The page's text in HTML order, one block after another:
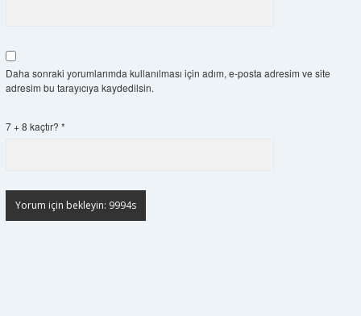
Daha sonraki yorumlarımda kullanılması için adım, e-posta adresim ve site
adresim bu tarayıcıya kaydedilsin.
7 + 8 kaçtır? *